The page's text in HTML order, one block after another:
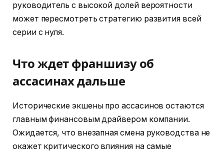
руководитель с высокой долей вероятности
может пересмотреть стратегию развития всей
серии с нуля.
Что ждет франшизу об
ассасинах дальше
Исторические экшены про ассасинов остаются
главным финансовым драйвером компании.
Ожидается, что внезапная смена руководства не
окажет критического влияния на самые